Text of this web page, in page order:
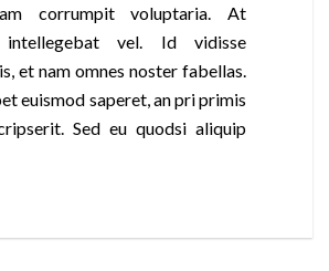
corrumpit voluptaria. At
intellegebat vel. Id vidisse
et nam omnes noster fabellas.
euismod saperet, an pri primis
Sed eu quodsi aliquip